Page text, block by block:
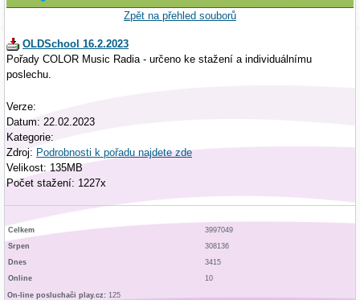
Zpět na přehled souborů
OLDSchool 16.2.2023
Pořady COLOR Music Radia - určeno ke stažení a individuálnímu
poslechu.
Verze:
Datum: 22.02.2023
Kategorie:
Zdroj: Podrobnosti k pořadu najdete zde
Velikost: 135MB
Počet stažení: 1227x
Celkem
3997049
Srpen
308136
Dnes
3415
Online
10
On-line posluchači play.cz: 125